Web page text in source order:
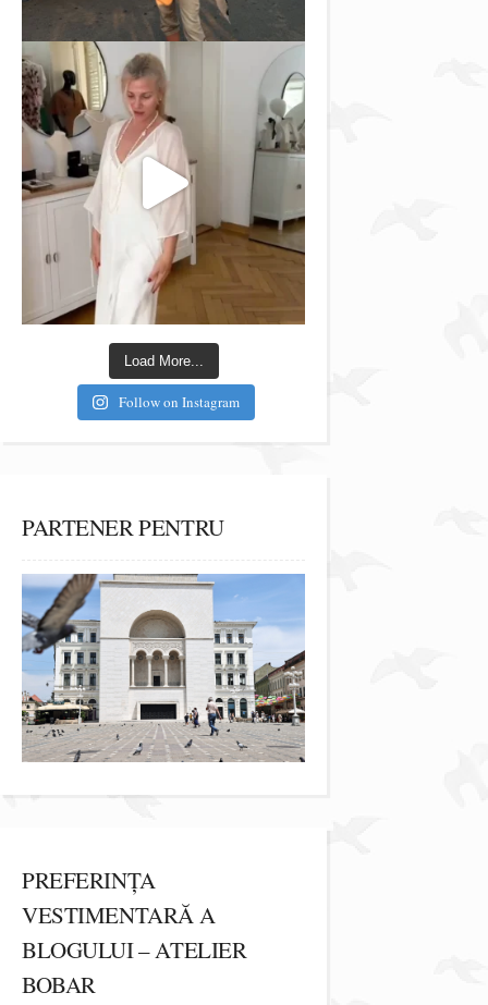
Load More...
Follow on Instagram
PARTENER PENTRU
PREFERINȚA
VESTIMENTARĂ A
BLOGULUI – ATELIER
BOBAR